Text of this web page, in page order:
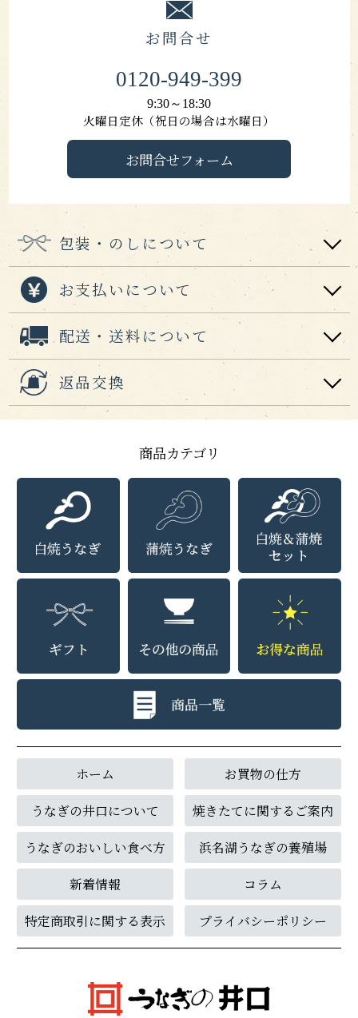
お問合せ
0120-949-399
9:30～18:30
火曜日定休（祝日の場合は水曜日）
お問合せフォーム
包装・のしについて
お支払いについて
配送・送料について
返品交換
商品カテゴリ
ホーム
お買物の仕方
うなぎの井口について
焼きたてに関するご案内
うなぎのおいしい食べ方
浜名湖うなぎの養殖場
新着情報
コラム
特定商取引に関する表示
プライバシーポリシー